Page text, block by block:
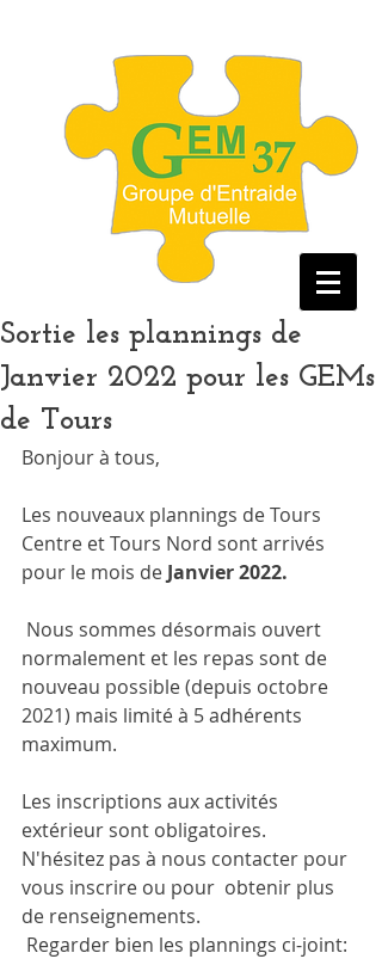
Sortie les plannings de
Janvier 2022 pour les GEMs
de Tours
Bonjour à tous,
Les nouveaux plannings de Tours
Centre et Tours Nord sont arrivés
pour le mois de Janvier 2022.
normalement et les repas sont de
nouveau possible (depuis octobre
2021) mais limité à 5 adhérents
maximum.
Les inscriptions aux activités
extérieur sont obligatoires.
N'hésitez pas à nous contacter pour
vous inscrire ou pour  obtenir plus
de renseignements.
Regarder bien les plannings ci-joint: